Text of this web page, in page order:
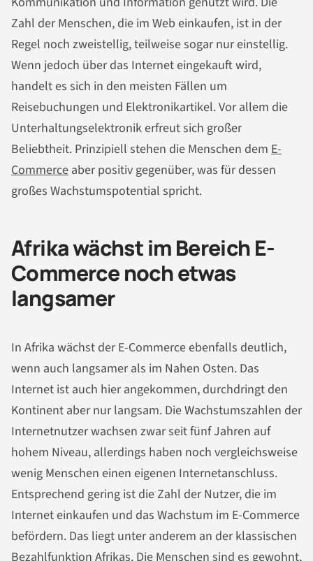
Zahl der Menschen, die im Web einkaufen, ist in der
Regel noch zweistellig, teilweise sogar nur einstellig.
Wenn jedoch über das Internet eingekauft wird,
handelt es sich in den meisten Fällen um
Reisebuchungen und Elektronikartikel. Vor allem die
Unterhaltungselektronik erfreut sich großer
Beliebtheit. Prinzipiell stehen die Menschen dem E-
Commerce aber positiv gegenüber, was für dessen
großes Wachstumspotential spricht.
Afrika wächst im Bereich E-
Commerce noch etwas
langsamer
In Afrika wächst der E-Commerce ebenfalls deutlich,
wenn auch langsamer als im Nahen Osten. Das
Internet ist auch hier angekommen, durchdringt den
Kontinent aber nur langsam. Die Wachstumszahlen der
Internetnutzer wachsen zwar seit fünf Jahren auf
hohem Niveau, allerdings haben noch vergleichsweise
wenig Menschen einen eigenen Internetanschluss.
Entsprechend gering ist die Zahl der Nutzer, die im
Internet einkaufen und das Wachstum im E-Commerce
befördern. Das liegt unter anderem an der klassischen
Bezahlfunktion Afrikas. Die Menschen sind es gewohnt,